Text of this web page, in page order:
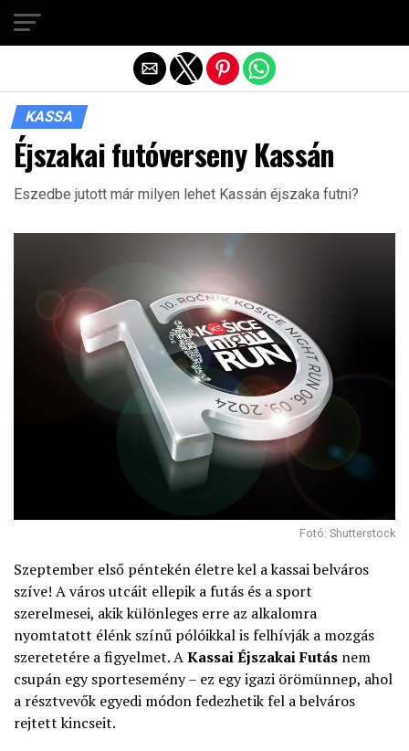
KASSA
Éjszakai futóverseny Kassán
Eszedbe jutott már milyen lehet Kassán éjszaka futni?
Fotó: Shutterstock
Szeptember első péntekén életre kel a kassai belváros
szíve! A város utcáit ellepik a futás és a sport
szerelmesei, akik különleges erre az alkalomra
nyomtatott élénk színű pólóikkal is felhívják a mozgás
szeretetére a figyelmet. AKassai Éjszakai Futás nem
csupán egy sportesemény – ez egy igazi örömünnep, ahol
a résztvevők egyedi módon fedezhetik fel a belváros
rejtett kincseit.